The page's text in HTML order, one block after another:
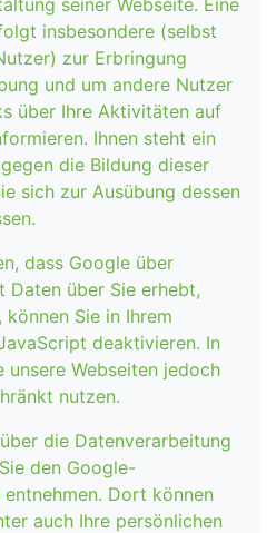
insbesondere (selbst
zur Erbringung
und um andere Nutzer
über Ihre Aktivitäten auf
Ihnen steht ein
die Bildung dieser
sich zur Ausübung dessen
dass Google über
Daten über Sie erhebt,
Sie in Ihrem
deaktivieren. In
unsere Webseiten jedoch
nutzen.
die Datenverarbeitung
den Google-
Dort können
auch Ihre persönlichen